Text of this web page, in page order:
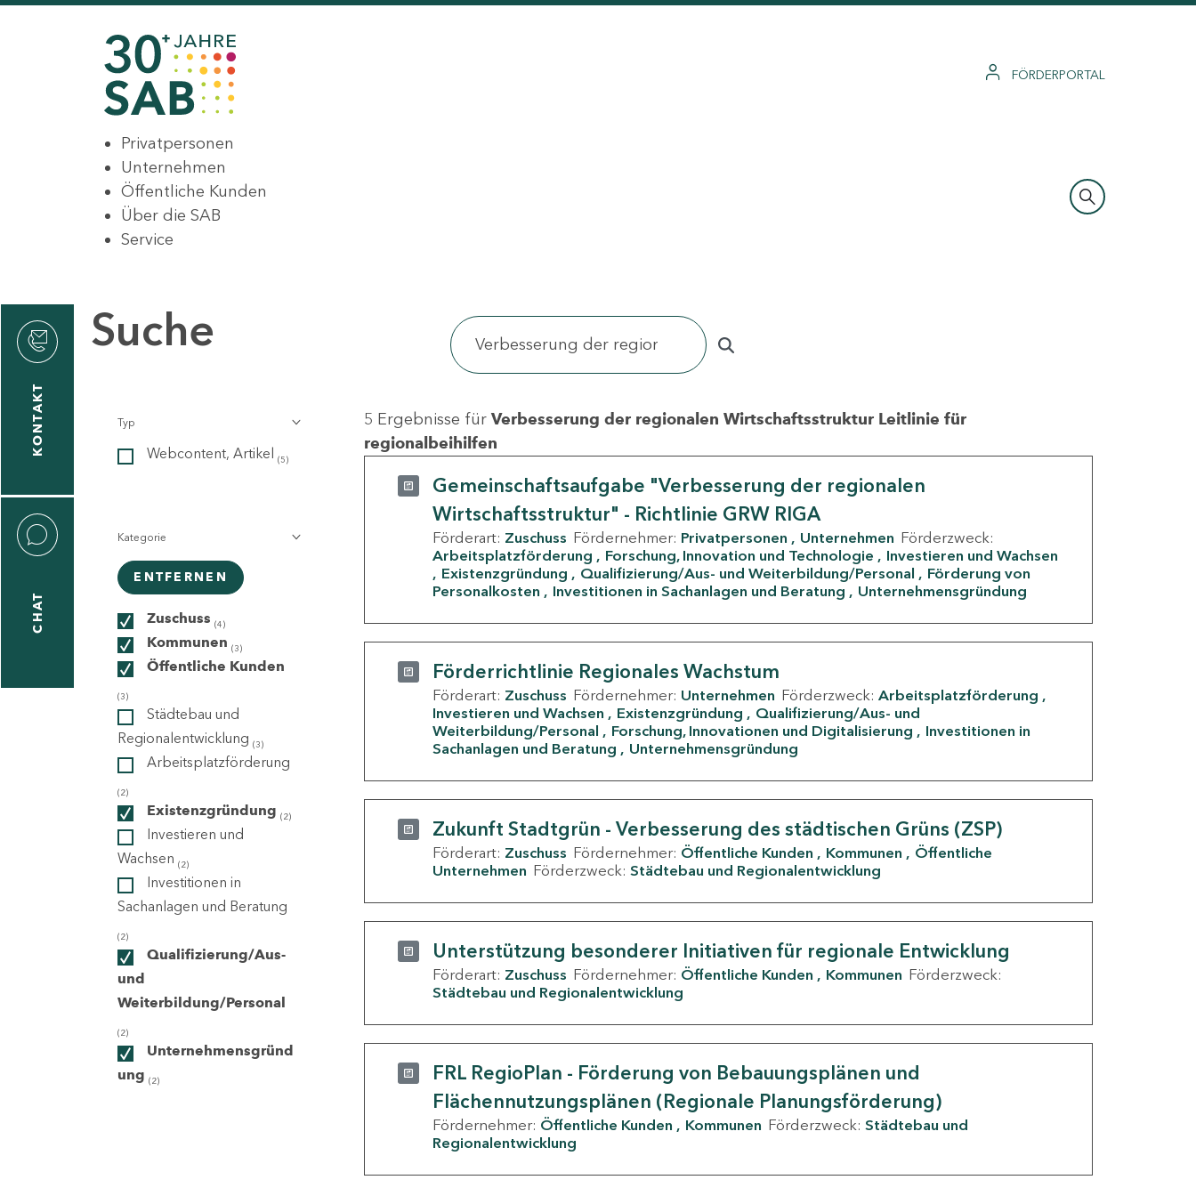
FÖRDERPORTAL
Privatpersonen
Unternehmen
Öffentliche Kunden
Über die SAB
Service
KONTAKT
CHAT
Suche
Typ
Webcontent, Artikel (5)
Kategorie
ENTFERNEN
Zuschuss (4)
Kommunen (3)
Öffentliche Kunden
(3)
Städtebau und
Regionalentwicklung (3)
Arbeitsplatzförderung
(2)
Existenzgründung (2)
Investieren und
Wachsen (2)
Investitionen in
Sachanlagen und Beratung
(2)
Qualifizierung/Aus-
und
Weiterbildung/Personal
(2)
Unternehmensgründ
ung (2)
5 Ergebnisse für Verbesserung der regionalen Wirtschaftsstruktur Leitlinie für
regionalbeihilfen
Gemeinschaftsaufgabe "Verbesserung der regionalen
Wirtschaftsstruktur" - Richtlinie GRW RIGA
Förderart: Zuschuss Fördernehmer: Privatpersonen Unternehmen Förderzweck:
Arbeitsplatzförderung
Forschung, Innovation und Technologie
Investieren und Wachsen
Existenzgründung
Qualifizierung/Aus- und Weiterbildung/Personal
Förderung von
Personalkosten
Investitionen in Sachanlagen und Beratung Unternehmensgründung
Förderrichtlinie Regionales Wachstum
Förderart: Zuschuss Fördernehmer: Unternehmen Förderzweck: Arbeitsplatzförderung
Investieren und Wachsen
Existenzgründung
Qualifizierung/Aus- und
Weiterbildung/Personal
Forschung, Innovationen und Digitalisierung
Investitionen in
Sachanlagen und Beratung
Unternehmensgründung
Zukunft Stadtgrün - Verbesserung des städtischen Grüns (ZSP)
Förderart: Zuschuss Fördernehmer: Öffentliche Kunden Kommunen
Öffentliche
Unternehmen Förderzweck: Städtebau und Regionalentwicklung
Unterstützung besonderer Initiativen für regionale Entwicklung
Förderart: Zuschuss Fördernehmer: Öffentliche Kunden Kommunen Förderzweck:
Städtebau und Regionalentwicklung
FRL RegioPlan - Förderung von Bebauungsplänen und
Flächennutzungsplänen (Regionale Planungsförderung)
Fördernehmer: Öffentliche Kunden Kommunen Förderzweck: Städtebau und
Regionalentwicklung